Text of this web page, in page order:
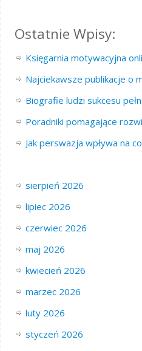
Ostatnie Wpisy:
Księgarnia motywacyjna
Najciekawsze publikacje o
Biografie ludzi sukcesu
Poradniki pomagające
Jak perswazja wpływa na
sierpień 2026
lipiec 2026
czerwiec 2026
maj 2026
kwiecień 2026
marzec 2026
luty 2026
styczeń 2026